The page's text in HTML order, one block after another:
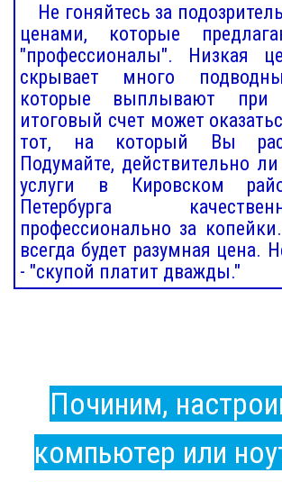
Не гоняйтесь за
ценами, которые
"профессионалы". Низкая
скрывает много
которые выплывают при
итоговый счет может
тот, на который Вы
Подумайте, действительно
услуги в Кировском
Петербурга
профессионально за
всегда будет разумная цена.
- "скупой платит дважды."
Починим,
компьютер или